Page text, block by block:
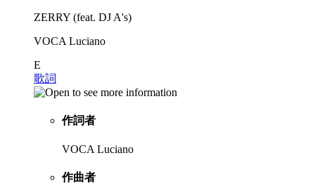
ZERRY (feat. DJ A's)
VOCA Luciano
E
歌詞
作詞者
VOCA Luciano
作曲者